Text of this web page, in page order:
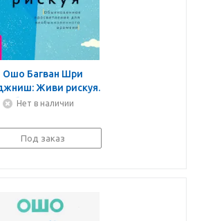
Ошо Багван Шри
Живи рискуя.
Обыкновенное
времени
Нет в наличии
Под заказ